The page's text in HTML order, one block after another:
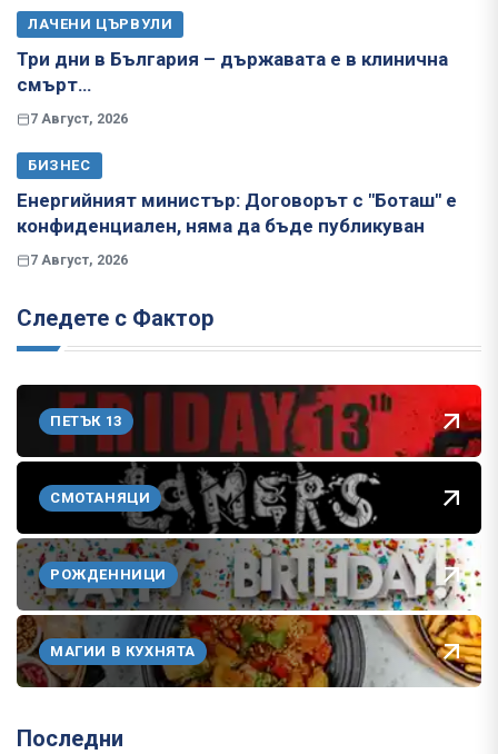
ЛАЧЕНИ ЦЪРВУЛИ
Три дни в България – държавата е в клинична
смърт…
7 Август, 2026
БИЗНЕС
Енергийният министър: Договорът с "Боташ" е
конфиденциален, няма да бъде публикуван
7 Август, 2026
Следете с Фактор
ПЕТЪК 13
СМОТАНЯЦИ
РОЖДЕННИЦИ
МАГИИ В КУХНЯТА
Последни